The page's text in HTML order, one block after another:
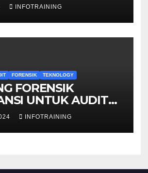
INFOTRAINING
FORENSIK TEKNOLOGY
FORENSIK
UNTUK AUDIT
INFOTRAINING